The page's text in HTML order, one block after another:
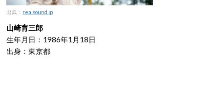
出典： realsound.jp
山崎育三郎
生年月日：1986年1月18日
出身：東京都